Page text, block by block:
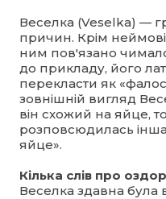
Веселка (Veselka) —
причин. Крім
ним пов'язано чимало
до прикладу, його
перекласти як
зовнішній вигляд
він схожий на яйце,
розповсюдилась
яйце».
Кілька слів про
Веселка здавна була